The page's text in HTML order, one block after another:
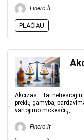
Finero.lt
PLAČIAU
Akcizas – tai
prekių gamyba,
vartojimo mokesčių, ...
Finero.lt